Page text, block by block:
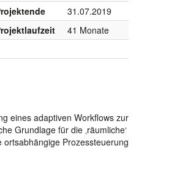
31.07.2019
41 Monate
eines adaptiven Workflows zur
Grundlage für die ‚räumliche‘
Prozessteuerung